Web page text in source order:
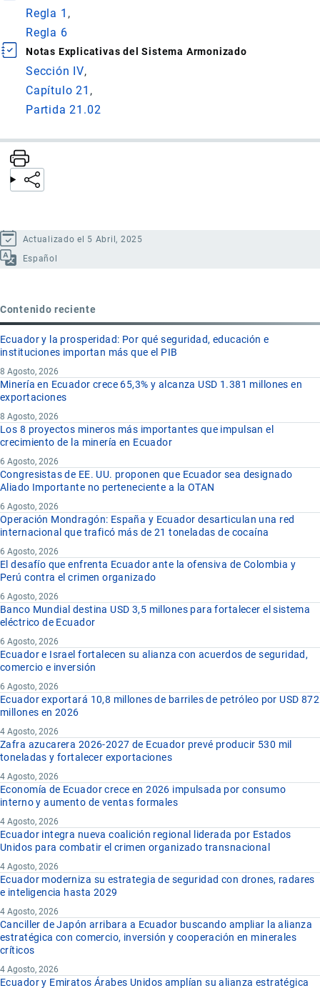
Regla 1
Regla 6
Notas Explicativas del Sistema Armonizado
Sección IV
Capítulo 21
Partida 21.02
Actualizado el 5 Abril, 2025
Español
Contenido reciente
Ecuador y la prosperidad: Por qué seguridad, educación e
instituciones importan más que el PIB
8 Agosto, 2026
Minería en Ecuador crece 65,3% y alcanza USD 1.381 millones en
exportaciones
8 Agosto, 2026
Los 8 proyectos mineros más importantes que impulsan el
crecimiento de la minería en Ecuador
6 Agosto, 2026
Congresistas de EE. UU. proponen que Ecuador sea designado
Aliado Importante no perteneciente a la OTAN
6 Agosto, 2026
Operación Mondragón: España y Ecuador desarticulan una red
internacional que traficó más de 21 toneladas de cocaína
6 Agosto, 2026
El desafío que enfrenta Ecuador ante la ofensiva de Colombia y
Perú contra el crimen organizado
6 Agosto, 2026
Banco Mundial destina USD 3,5 millones para fortalecer el sistema
eléctrico de Ecuador
6 Agosto, 2026
Ecuador e Israel fortalecen su alianza con acuerdos de seguridad,
comercio e inversión
6 Agosto, 2026
Ecuador exportará 10,8 millones de barriles de petróleo por USD 872
millones en 2026
4 Agosto, 2026
Zafra azucarera 2026-2027 de Ecuador prevé producir 530 mil
toneladas y fortalecer exportaciones
4 Agosto, 2026
Economía de Ecuador crece en 2026 impulsada por consumo
interno y aumento de ventas formales
4 Agosto, 2026
Ecuador integra nueva coalición regional liderada por Estados
Unidos para combatir el crimen organizado transnacional
4 Agosto, 2026
Ecuador moderniza su estrategia de seguridad con drones, radares
e inteligencia hasta 2029
4 Agosto, 2026
Canciller de Japón arribara a Ecuador buscando ampliar la alianza
estratégica con comercio, inversión y cooperación en minerales
críticos
4 Agosto, 2026
Ecuador y Emiratos Árabes Unidos amplían su alianza estratégica